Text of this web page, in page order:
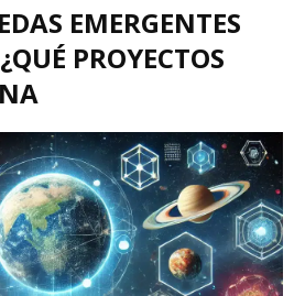
EMERGENTES
PROYECTOS